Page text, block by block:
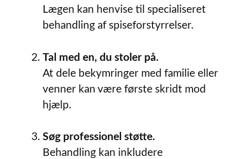
Lægen kan henvise til specialiseret
behandling af spiseforstyrrelser.
Tal med en, du stoler på.
At dele bekymringer med familie eller
venner kan være første skridt mod
hjælp.
Søg professionel støtte.
Behandling kan inkludere